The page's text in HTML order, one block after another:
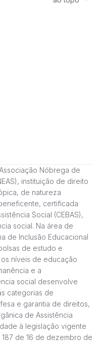
Nóbrega de
instituição de direito
de natureza
certificada
Social (CEBAS),
social. Na área de
de Inclusão Educacional
de estudo e
níveis de educação
e a
social desenvolve
categorias de
e garantia de direitos,
de Assistência
à legislação vigente
de 16 de dezembro de